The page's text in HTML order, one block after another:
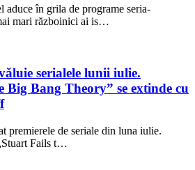
în grila de programe seria-
mari războinici ai is…
serialele lunii iulie.
Big Bang Theory” se extinde cu
premierele de seriale din luna iulie.
Fails t…